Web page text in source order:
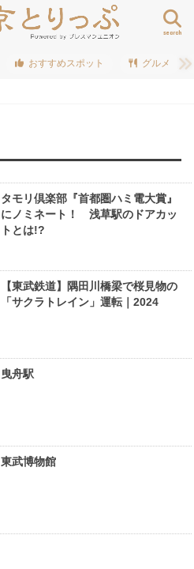
search
おすすめスポット グルメ
タモリ倶楽部『首都圏ハミ電大賞』
にノミネート！ 浅草駅のドアカッ
トとは!?
【東武鉄道】隅田川橋梁で桜見物の
「サクラトレイン」運転｜2024
曳舟駅
東武博物館